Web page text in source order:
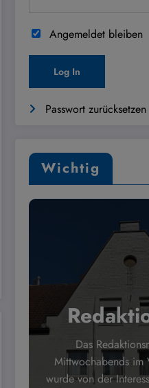
Angemeldet bleiben
Passwort zurücksetzen
Wichtig
Das
Mittwochabends im
wurde von der